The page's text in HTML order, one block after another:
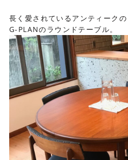
長く愛されているアンティークの
G-PLANのラウンドテーブル。